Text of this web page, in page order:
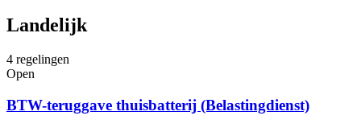
Landelijk
4 regelingen
Open
BTW-teruggave thuisbatterij (Belastingdienst)